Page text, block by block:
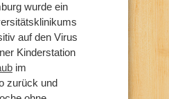
wurde ein
auf den Virus
Kinderstation
im
zurück und